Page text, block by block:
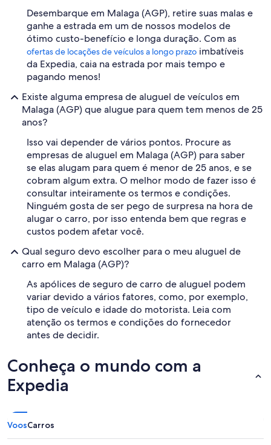
Desembarque em Malaga (AGP), retire suas malas e
ganhe a estrada em um de nossos modelos de
ótimo custo-benefício e longa duração. Com as
ofertas de locações de veículos a longo prazo imbatíveis
da Expedia, caia na estrada por mais tempo e
pagando menos!
Existe alguma empresa de aluguel de veículos em
Malaga (AGP) que alugue para quem tem menos de 25
anos?
Isso vai depender de vários pontos. Procure as
empresas de aluguel em Malaga (AGP) para saber
se elas alugam para quem é menor de 25 anos, e se
cobram algum extra. O melhor modo de fazer isso é
consultar inteiramente os termos e condições.
Ninguém gosta de ser pego de surpresa na hora de
alugar o carro, por isso entenda bem que regras e
custos podem afetar você.
Qual seguro devo escolher para o meu aluguel de
carro em Malaga (AGP)?
As apólices de seguro de carro de aluguel podem
variar devido a vários fatores, como, por exemplo,
tipo de veículo e idade do motorista. Leia com
atenção os termos e condições do fornecedor
antes de decidir.
Conheça o mundo com a
Expedia
VoosCarros